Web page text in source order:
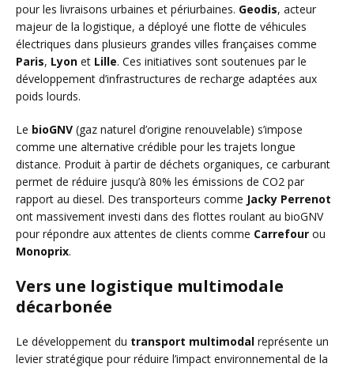
pour les livraisons urbaines et périurbaines. Geodis, acteur
majeur de la logistique, a déployé une flotte de véhicules
électriques dans plusieurs grandes villes françaises comme
Paris, Lyon et Lille. Ces initiatives sont soutenues par le
développement d’infrastructures de recharge adaptées aux
poids lourds.
Le bioGNV (gaz naturel d’origine renouvelable) s’impose
comme une alternative crédible pour les trajets longue
distance. Produit à partir de déchets organiques, ce carburant
permet de réduire jusqu’à 80% les émissions de CO2 par
rapport au diesel. Des transporteurs comme Jacky Perrenot
ont massivement investi dans des flottes roulant au bioGNV
pour répondre aux attentes de clients comme Carrefour ou
Monoprix.
Vers une logistique multimodale
décarbonée
Le développement du transport multimodal représente un
levier stratégique pour réduire l’impact environnemental de la